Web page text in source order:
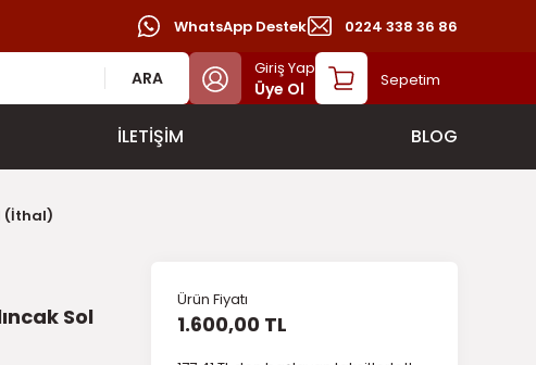
WhatsApp Destek 0224 338 36 86
ARA Giriş Yap
Üye Ol Sepetim
İLETİŞİM BLOG
(İthal)
Sol
Ürün Fiyatı
1.600,00 TL